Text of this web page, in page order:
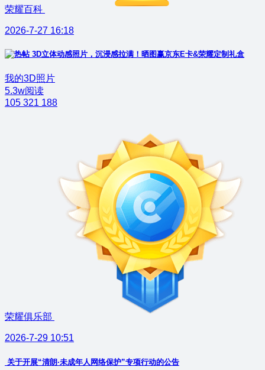
荣耀百科
2026-7-27 16:18
3D立体动感照片，沉浸感拉满！晒图赢京东E卡&荣耀定制礼盒
我的3D照片
5.3w阅读
105 321 188
荣耀俱乐部
2026-7-29 10:51
关于开展“清朗·未成年人网络保护”专项行动的公告